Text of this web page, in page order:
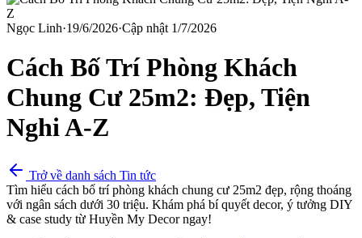
Ngọc Linh·19/6/2026·Cập nhật 1/7/2026
Cách Bố Trí Phòng Khách
Chung Cư 25m2: Đẹp, Tiện
Nghi A-Z
Trở về danh sách Tin tức
Tìm hiểu cách bố trí phòng khách chung cư 25m2 đẹp, rộng thoáng
với ngân sách dưới 30 triệu. Khám phá bí quyết decor, ý tưởng DIY
& case study từ Huyền My Decor ngay!